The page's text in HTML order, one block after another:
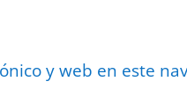
y web en este